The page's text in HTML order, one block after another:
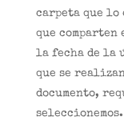
carpeta que
que comparten
la fecha de la
que se
documento,
seleccionemos.